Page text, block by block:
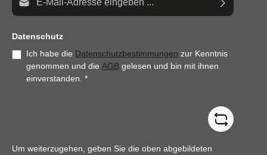
Datenschutz
Ich habe die Datenschutzbestimmungen zur Kenntnis
genommen und die AGB gelesen und bin mit ihnen
einverstanden. *
Um weiterzugehen, geben Sie die oben abgebildeten